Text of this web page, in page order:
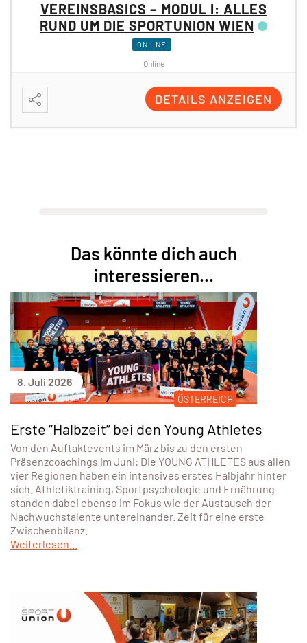
VEREINSBASICS – MODUL II:
PROJEKTE & FÖRDERUNGEN DER
SPORTUNION WIEN
Online
DETAILS ANZEIGEN
Das könnte dich auch
interessieren...
8. Juli 2026
ÖSTERREICH
Erste “Halbzeit” bei den Young Athletes
Von den Auftaktevents im März bis zu den ersten
Präsenzcoachings im Juni: Die YOUNG ATHLETES aus allen
vier Regionen haben ein intensives erstes Halbjahr hinter
sich. Athletiktraining, Sportpsychologie und Ernährung
standen dabei ebenso im Fokus wie der Austausch der
Nachwuchstalente untereinander. Zeit für eine erste
Zwischenbilanz.
Weiterlesen...